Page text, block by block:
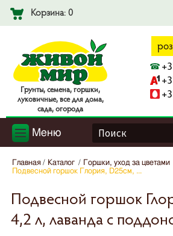
Корзина: 0
Гpyнты, ceмeнa, гopшки,
лyкoвичныe, вce для дoмa,
caдa, oгopoдa
Меню
Главная Каталог Горшки, уход за цветами
Подвесной горшок Глория, D25см, ...
Подвесной горшок
4,2 л, лаванда с